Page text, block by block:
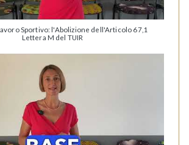
Sportivo: l'Abolizione dell'Articolo 67,1
Lettera M del TUIR